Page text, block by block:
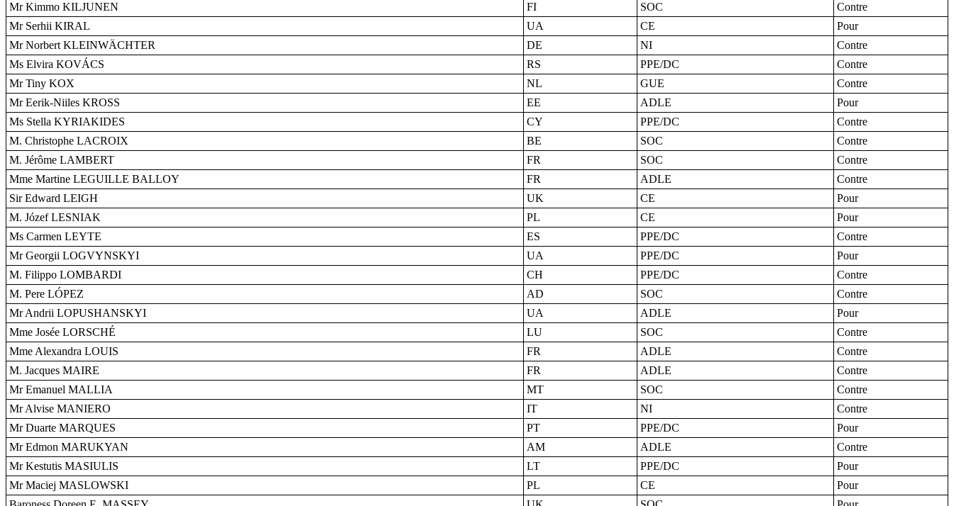
Mr Kimmo KILJUNEN
FI SOC
Contre
Mr Serhii KIRAL
UA CE
Pour
Mr Norbert KLEINWÄCHTER
DE NI
Contre
Ms Elvira KOVÁCS
RS PPE/DC
Contre
Mr Tiny KOX
NL GUE
Contre
Mr Eerik-Niiles KROSS
EE ADLE
Pour
Ms Stella KYRIAKIDES
CY PPE/DC
Contre
M. Christophe LACROIX
BE SOC
Contre
M. Jérôme LAMBERT
FR SOC
Contre
Mme Martine LEGUILLE BALLOY
FR ADLE
Contre
Sir Edward LEIGH
UK CE
Pour
M. Józef LESNIAK
PL CE
Pour
Ms Carmen LEYTE
ES PPE/DC
Contre
Mr Georgii LOGVYNSKYI
UA PPE/DC
Pour
M. Filippo LOMBARDI
CH PPE/DC
Contre
M. Pere LÓPEZ
AD SOC
Contre
Mr Andrii LOPUSHANSKYI
UA ADLE
Pour
Mme Josée LORSCHÉ
LU SOC
Contre
Mme Alexandra LOUIS
FR ADLE
Contre
M. Jacques MAIRE
FR ADLE
Contre
Mr Emanuel MALLIA
MT SOC
Contre
Mr Alvise MANIERO
IT NI
Contre
Mr Duarte MARQUES
PT PPE/DC
Pour
Mr Edmon MARUKYAN
AM ADLE
Contre
Mr Kestutis MASIULIS
LT PPE/DC
Pour
Mr Maciej MASLOWSKI
PL CE
Pour